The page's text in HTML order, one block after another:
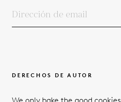
DERECHOS DE AUTOR